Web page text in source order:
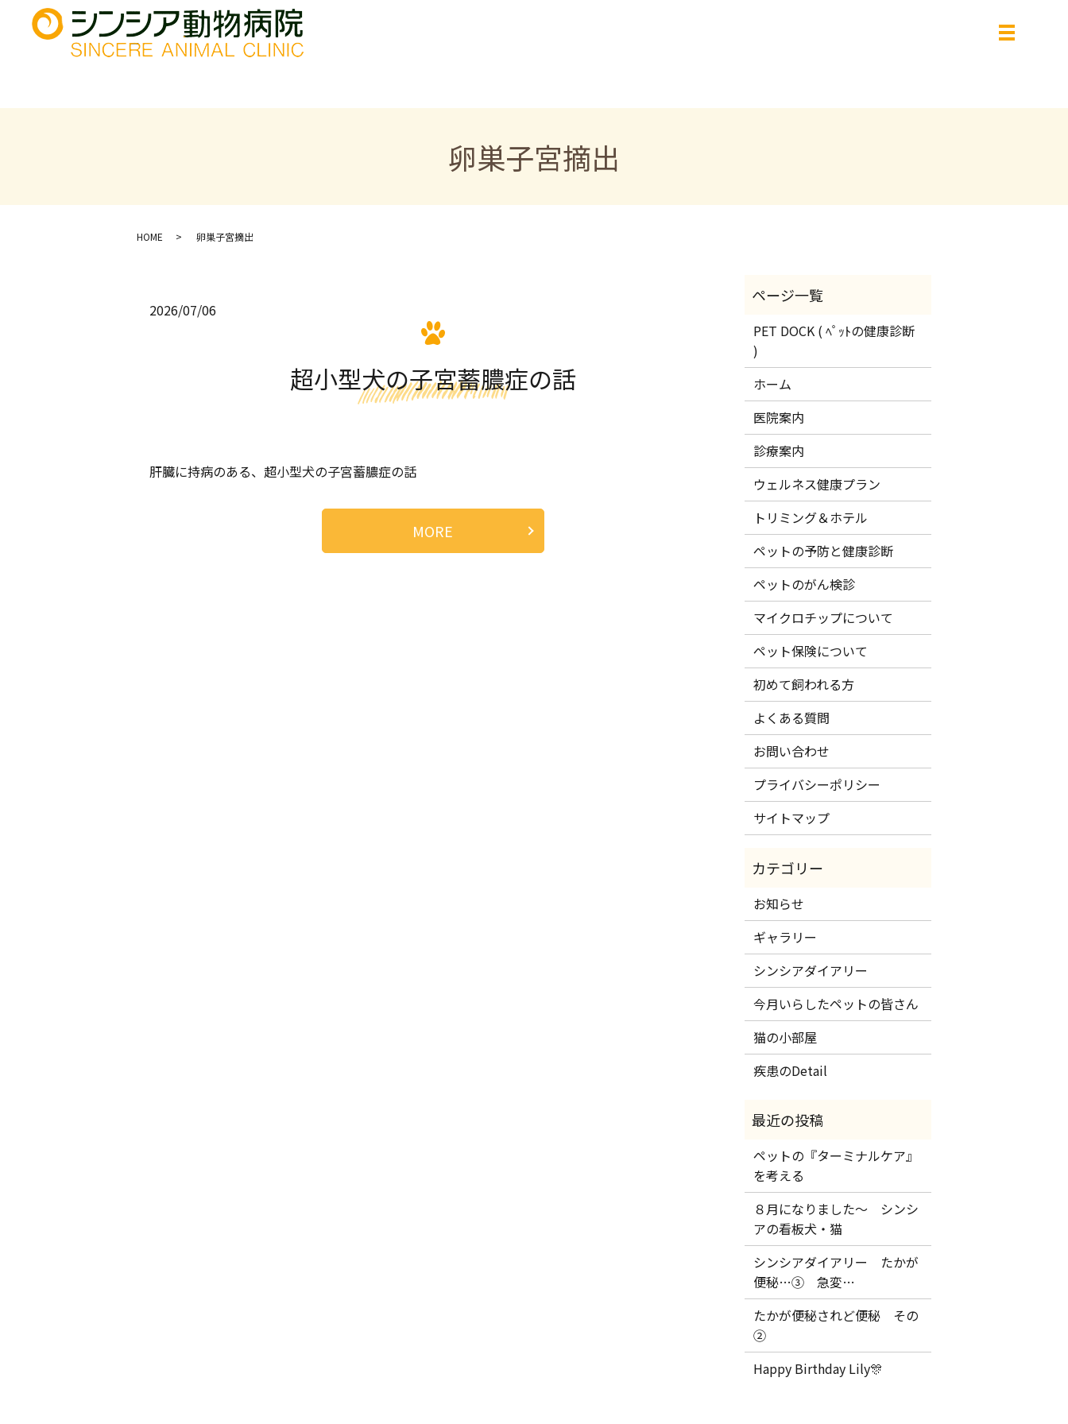
卵巣子宮摘出
HOME 卵巣子宮摘出
2026/07/06
超小型犬の子宮蓄膿症の話
肝臓に持病のある、超小型犬の子宮蓄膿症の話
MORE
PET DOCK ( ﾍﾟｯﾄの健康診断
)
ホーム
医院案内
診療案内
ウェルネス健康プラン
トリミング＆ホテル
ペットの予防と健康診断
ペットのがん検診
マイクロチップについて
ペット保険について
初めて飼われる方
よくある質問
お問い合わせ
プライバシーポリシー
サイトマップ
お知らせ
ギャラリー
シンシアダイアリー
今月いらしたペットの皆さん
猫の小部屋
疾患のDetail
ペットの『ターミナルケア』
を考える
８月になりました～ シンシ
アの看板犬・猫
シンシアダイアリー たかが
便秘…③ 急変…
たかが便秘されど便秘 その
②
Happy Birthday Lily🎊